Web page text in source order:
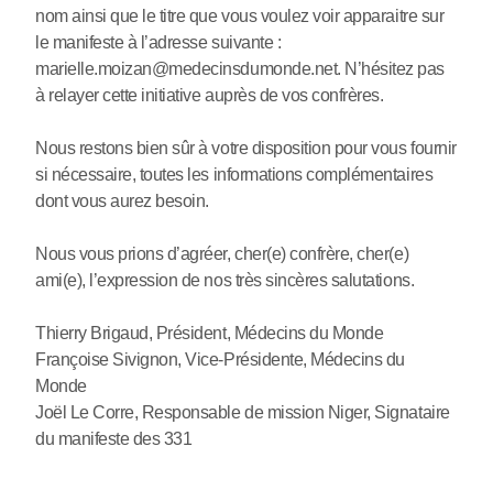
nom ainsi que le titre que vous voulez voir apparaitre sur
le manifeste à l’adresse suivante :
marielle.moizan@medecinsdumonde.net. N’hésitez pas
à relayer cette initiative auprès de vos confrères.
Nous restons bien sûr à votre disposition pour vous fournir
si nécessaire, toutes les informations complémentaires
dont vous aurez besoin.
Nous vous prions d’agréer, cher(e) confrère, cher(e)
ami(e), l’expression de nos très sincères salutations.
Thierry Brigaud, Président, Médecins du Monde
Françoise Sivignon, Vice-Présidente, Médecins du
Monde
Joël Le Corre, Responsable de mission Niger, Signataire
du manifeste des 331